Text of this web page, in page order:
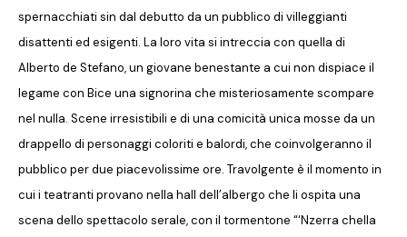
spernacchiati sin dal debutto da un pubblico di villeggianti
disattenti ed esigenti. La loro vita si intreccia con quella di
Alberto de Stefano, un giovane benestante a cui non dispiace il
legame con Bice una signorina che misteriosamente scompare
nel nulla. Scene irresistibili e di una comicità unica mosse da un
drappello di personaggi coloriti e balordi, che coinvolgeranno il
pubblico per due piacevolissime ore. Travolgente è il momento in
cui i teatranti provano nella hall dell’albergo che li ospita una
scena dello spettacolo serale, con il tormentone “‘Nzerra chella